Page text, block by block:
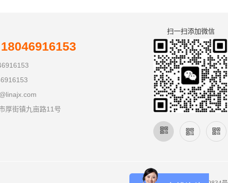
厚街镇九亩路11号
扫一扫添加微信